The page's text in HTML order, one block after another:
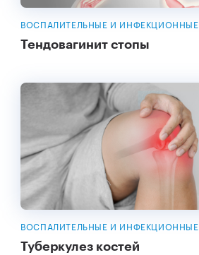
ВОСПАЛИТЕЛЬНЫЕ И ИНФЕКЦИОННЫЕ
Тендовагинит стопы
ВОСПАЛИТЕЛЬНЫЕ И ИНФЕКЦИОННЫЕ
Туберкулез костей